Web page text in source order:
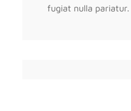
fugiat nulla pariatur.